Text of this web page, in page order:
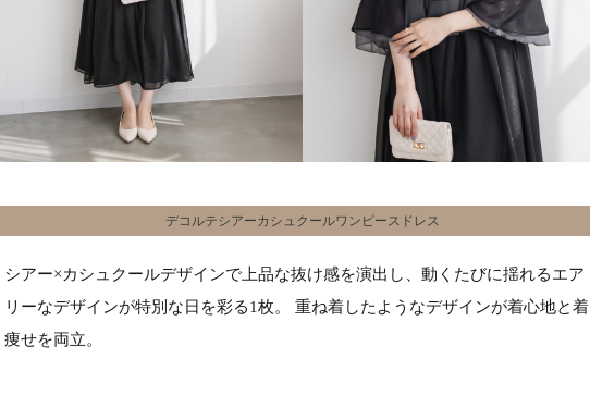
デコルテシアーカシュクールワンピースドレス
シアー×カシュクールデザインで上品な抜け感を演出し、動くたびに揺れるエア
リーなデザインが特別な日を彩る1枚。 重ね着したようなデザインが着心地と着
痩せを両立。